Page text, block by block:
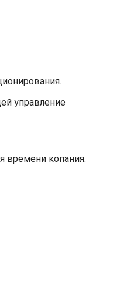
управление
времени копания.